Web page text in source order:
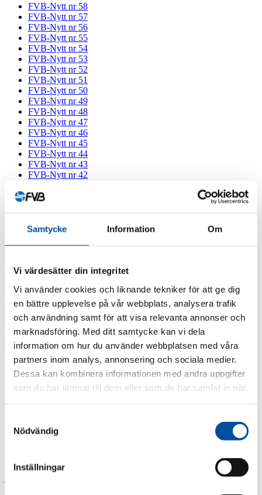
Samtycke Information Om
Vi värdesätter din integritet
Vi använder cookies och liknande tekniker för att ge dig
en bättre upplevelse på vår webbplats, analysera trafik
och användning samt för att visa relevanta annonser och
marknadsföring. Med ditt samtycke kan vi dela
information om hur du använder webbplatsen med våra
partners inom analys, annonsering och sociala medier.
Dessa kan kombinera informationen med andra uppgifter
som du har lämnat till dem eller som de har samlat in när
Nödvändig
Inställningar
FVB-Nytt nr 58
FVB-Nytt nr 57
FVB-Nytt nr 56
FVB-Nytt nr 55
FVB-Nytt nr 54
FVB-Nytt nr 53
FVB-Nytt nr 52
FVB-Nytt nr 51
FVB-Nytt nr 50
FVB-Nytt nr 49
FVB-Nytt nr 48
FVB-Nytt nr 47
FVB-Nytt nr 46
FVB-Nytt nr 45
FVB-Nytt nr 44
FVB-Nytt nr 43
FVB-Nytt nr 42
Alla nyheter
2023
2022
2021
2020
2019
2018
2017
2016
Taggar
Fjärrvärmekurs
Lediga tjänster
Professor emeritus Sven
VD har
ordet